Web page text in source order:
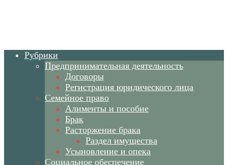
Рубрики
Предпринимательная деятельность
Договоры
Регистрация юридического лица
Семейное право
Алименты и пособие
Брак
Расторжение брака
Раздел имущества
Усыновление и опека
Социальное обеспечение